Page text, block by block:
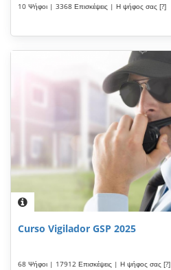
10 Ψήφοι | 3368 Επισκέψεις | Η ψήφος σας [?]
Curso Vigilador GSP 2025
68 Ψήφοι | 17912 Επισκέψεις | Η ψήφος σας [?]